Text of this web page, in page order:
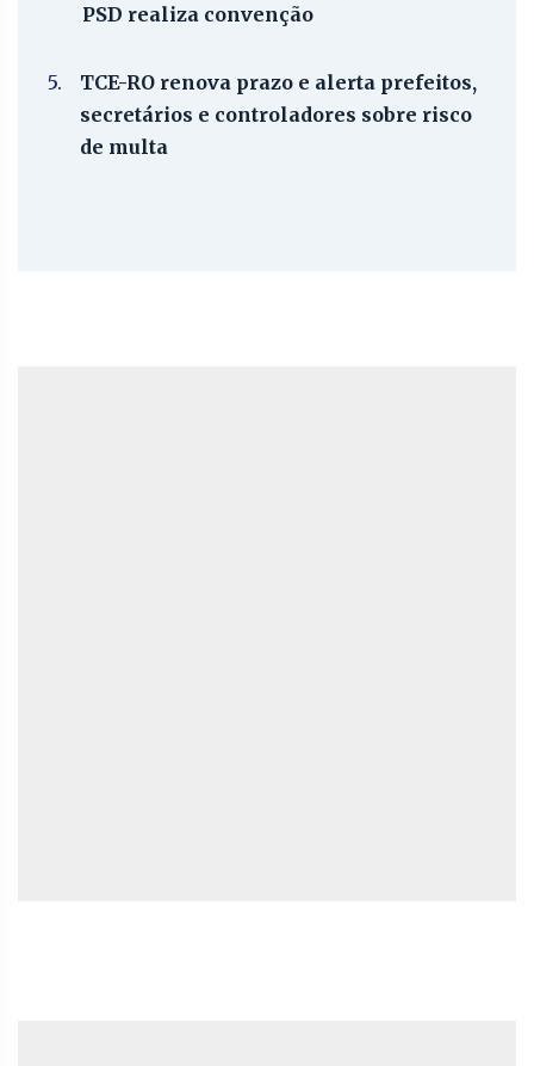
PSD realiza convenção
5.
TCE-RO renova prazo e alerta prefeitos,
secretários e controladores sobre risco
de multa